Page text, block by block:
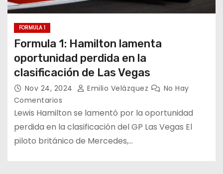
FORMULA 1
Formula 1: Hamilton lamenta
oportunidad perdida en la
clasificación de Las Vegas
Nov 24, 2024 Emilio Velázquez
No Hay
Comentarios
Lewis Hamilton se lamentó por la oportunidad
perdida en la clasificación del GP Las Vegas El
piloto británico de Mercedes,…